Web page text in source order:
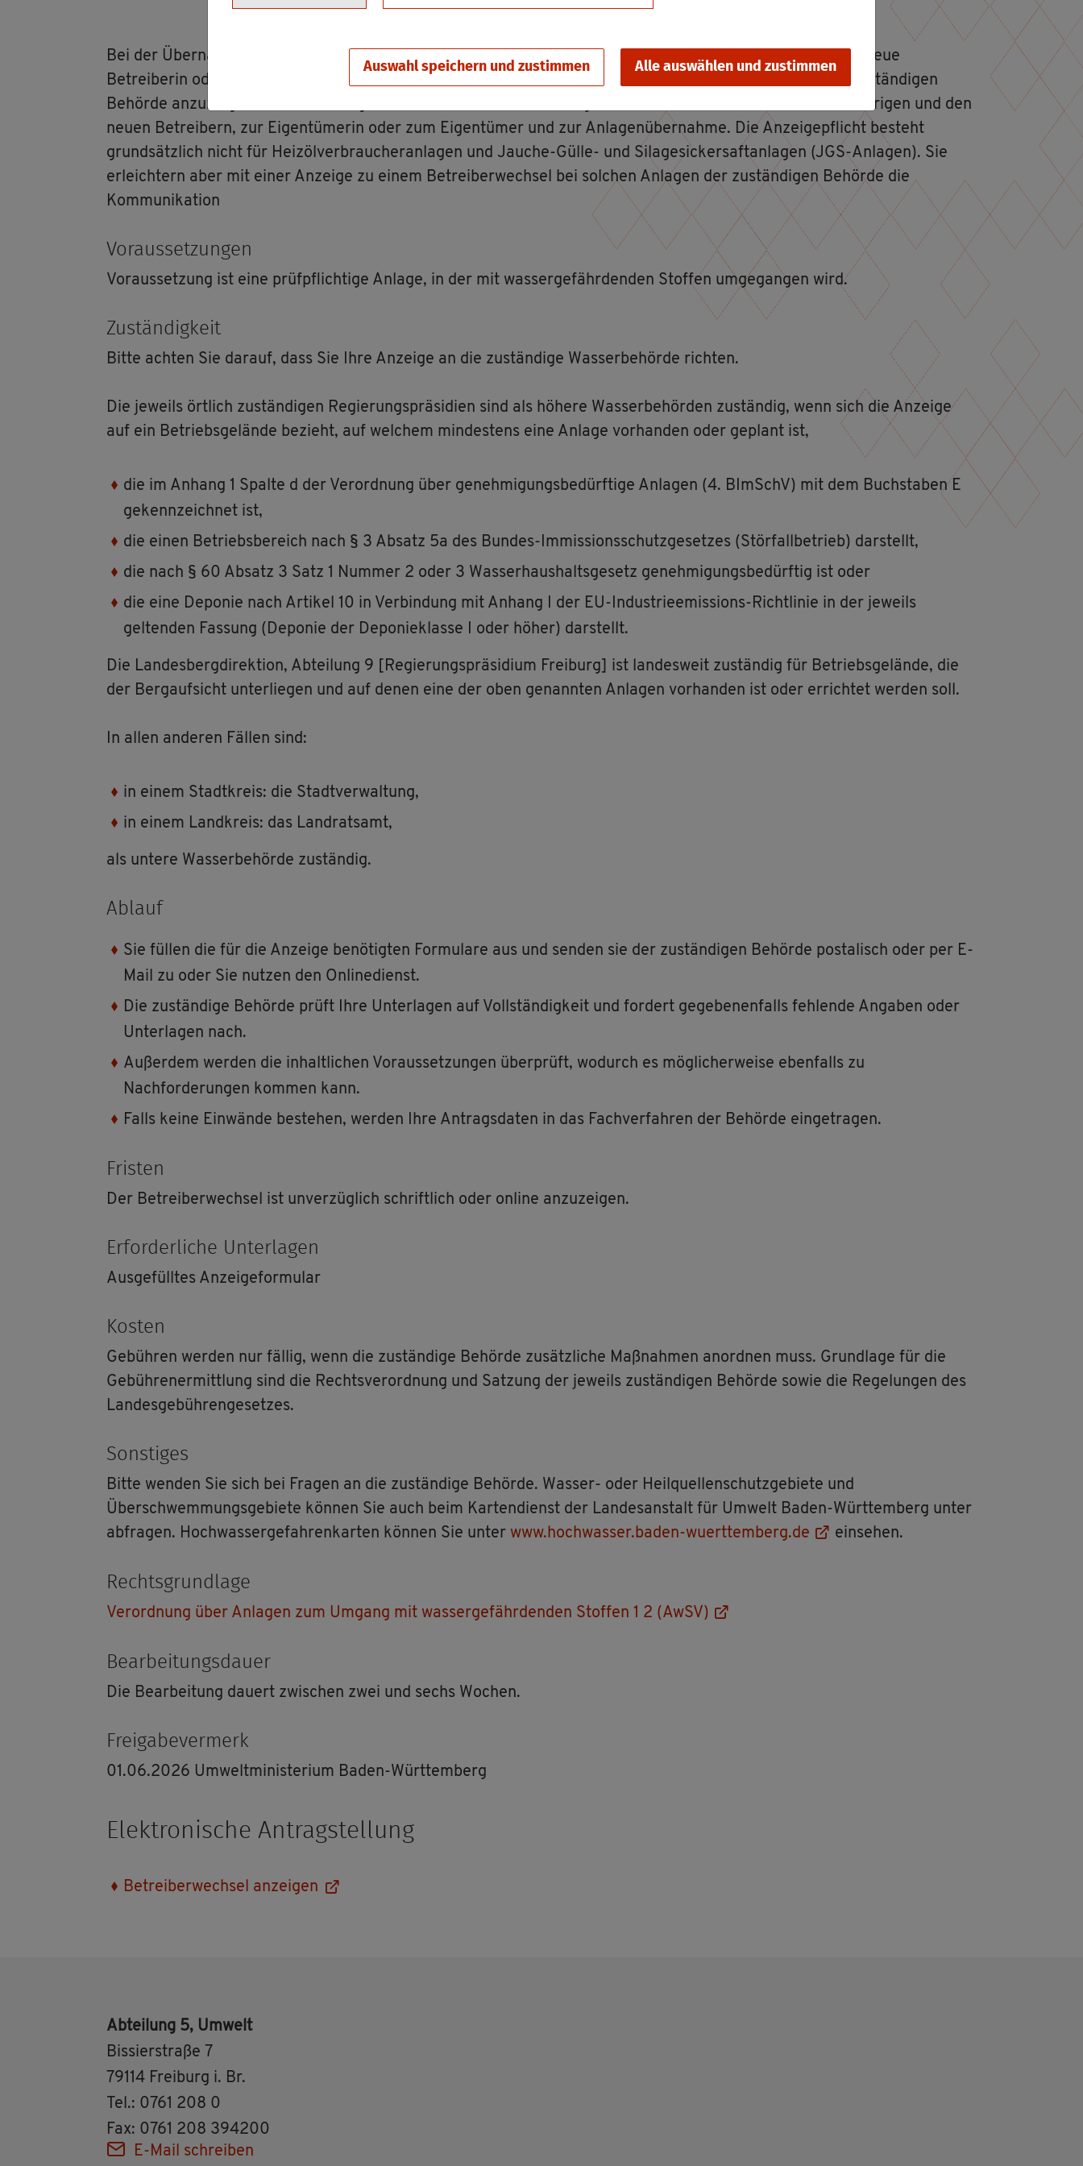
Auswahl speichern und zustimmen Alle auswählen und zustimmen
Bei der Über­nah­me einer be­stehen­den An­la­ge zum Um­gang mit was­ser­ge­fähr­den­den Stof­fen sind Sie als neue
Be­trei­be­rin oder neuer Be­trei­ber der An­la­ge ver­pflich­tet, die­sen Be­trei­ber­wech­sel un­ver­züg­lich bei der zu­stän­di­gen
Be­hör­de an­zu­zei­gen. Mit der An­zei­ge über­mit­teln Sie der zu­stän­di­gen Be­hör­de In­for­ma­tio­nen zu den bis­he­ri­gen und den
neuen Be­trei­bern, zur Ei­gen­tü­me­rin oder zum Ei­gen­tü­mer und zur An­la­gen­über­nah­me. Die An­zei­ge­pflicht be­steht
grund­sätz­lich nicht für Heiz­öl­ver­brau­cher­an­la­gen und Jau­che-Gülle- und Si­la­ge­si­cker­saft­an­la­gen (JGS-An­la­gen). Sie
er­leich­tern aber mit einer An­zei­ge zu einem Be­trei­ber­wech­sel bei sol­chen An­la­gen der zu­stän­di­gen Be­hör­de die
Kom­mu­ni­ka­ti­on
Vor­aus­set­zun­gen
Vor­aus­set­zung ist eine prüf­pflich­ti­ge An­la­ge, in der mit was­ser­ge­fähr­den­den Stof­fen um­ge­gan­gen wird.
Zu­stän­dig­keit
Bitte ach­ten Sie dar­auf, dass Sie Ihre An­zei­ge an die zu­stän­di­ge Was­ser­be­hör­de rich­ten.
Die je­weils ört­lich zu­stän­di­gen Re­gie­rungs­prä­si­di­en sind als hö­he­re Was­ser­be­hör­den zu­stän­dig, wenn sich die An­zei­ge
auf ein Be­triebs­ge­län­de be­zieht, auf wel­chem min­des­tens eine An­la­ge vor­han­den oder ge­plant ist,
die im An­hang 1 Spal­te d der Ver­ord­nung über ge­neh­mi­gungs­be­dürf­ti­ge An­la­gen (4. BImSchV) mit dem Buch­sta­ben E
ge­kenn­zeich­net ist,
die einen Be­triebs­be­reich nach § 3 Ab­satz 5a des Bun­des-Im­mis­si­ons­schutz­ge­set­zes (Stör­fall­be­trieb) dar­stellt,
die nach § 60 Ab­satz 3 Satz 1 Num­mer 2 oder 3 Was­ser­haus­halts­ge­setz ge­neh­mi­gungs­be­dürf­tig ist oder
die eine De­po­nie nach Ar­ti­kel 10 in Ver­bin­dung mit An­hang I der EU-In­dus­trie­emis­si­ons-Richt­li­nie in der je­weils
gel­ten­den Fas­sung (De­po­nie der De­po­nie­klas­se I oder höher) dar­stellt.
Die Lan­des­berg­di­rek­ti­on, Ab­tei­lung 9 [Re­gie­rungs­prä­si­di­um Frei­burg] ist lan­des­weit zu­stän­dig für Be­triebs­ge­län­de, die
der Berg­auf­sicht un­ter­lie­gen und auf denen eine der oben ge­nann­ten An­la­gen vor­han­den ist oder er­rich­tet wer­den soll.
In allen an­de­ren Fäl­len sind:
in einem Stadt­kreis: die Stadt­ver­wal­tung,
in einem Land­kreis: das Land­rats­amt,
als un­te­re Was­ser­be­hör­de zu­stän­dig.
Ab­lauf
Sie fül­len die für die An­zei­ge be­nö­tig­ten For­mu­la­re aus und sen­den sie der zu­stän­di­gen Be­hör­de pos­ta­lisch oder per E-
Mail zu oder Sie nut­zen den On­line­dienst.
Die zu­stän­di­ge Be­hör­de prüft Ihre Un­ter­la­gen auf Voll­stän­dig­keit und for­dert ge­ge­be­nen­falls feh­len­de An­ga­ben oder
Un­ter­la­gen nach.
Au­ßer­dem wer­den die in­halt­li­chen Vor­aus­set­zun­gen über­prüft, wo­durch es mög­li­cher­wei­se eben­falls zu
Nach­for­de­run­gen kom­men kann.
Falls keine Ein­wän­de be­stehen, wer­den Ihre An­trags­da­ten in das Fach­ver­fah­ren der Be­hör­de ein­ge­tra­gen.
Fris­ten
Der Be­trei­ber­wech­sel ist un­ver­züg­lich schrift­lich oder on­line an­zu­zei­gen.
Er­for­der­li­che Un­ter­la­gen
Aus­ge­füll­tes An­zei­ge­for­mu­lar
Kos­ten
Ge­büh­ren wer­den nur fäl­lig, wenn die zu­stän­di­ge Be­hör­de zu­sätz­li­che Maß­nah­men an­ord­nen muss. Grund­la­ge für die
Ge­büh­ren­er­mitt­lung sind die Rechts­ver­ord­nung und Sat­zung der je­weils zu­stän­di­gen Be­hör­de sowie die Re­ge­lun­gen des
Lan­des­ge­büh­ren­ge­set­zes.
Sons­ti­ges
Bitte wen­den Sie sich bei Fra­gen an die zu­stän­di­ge Be­hör­de. Was­ser- oder Heil­quel­len­schutz­ge­bie­te und
Über­schwem­mungs­ge­bie­te kön­nen Sie auch beim Kar­ten­dienst der Lan­des­an­stalt für Um­welt Baden-Würt­tem­berg unter
ab­fra­gen. Hoch­was­ser­ge­fah­ren­kar­ten kön­nen Sie unter www.​hochwasser.​baden-wu­ert­tem­berg.de ein­se­hen.
Rechts­grund­la­ge
Ver­ord­nung über An­la­gen zum Um­gang mit was­ser­ge­fähr­den­den Stof­fen 1 2 (AwSV)
Be­ar­bei­tungs­dau­er
Die Be­ar­bei­tung dau­ert zwi­schen zwei und sechs Wo­chen.
Frei­ga­be­ver­merk
01.06.2026 Um­welt­mi­nis­te­ri­um Baden-Würt­tem­berg
Elek­tro­ni­sche An­trag­stel­lung
Be­trei­ber­wech­sel an­zei­gen
Ab­tei­lung 5, Um­welt
Bis­sier­stra­ße 7
79114 Frei­burg i. Br.
Tel.: 0761 208 0
Fax: 0761 208 394200
E-Mail schrei­ben